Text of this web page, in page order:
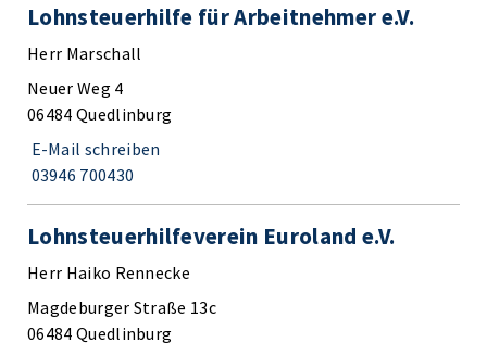
Lohnsteuerhilfe für Arbeitnehmer e.V.
Herr Marschall
Neuer Weg 4
06484 Quedlinburg
E-Mail schreiben
03946 700430
Lohnsteuerhilfeverein Euroland e.V.
Herr Haiko Rennecke
Magdeburger Straße 13c
06484 Quedlinburg